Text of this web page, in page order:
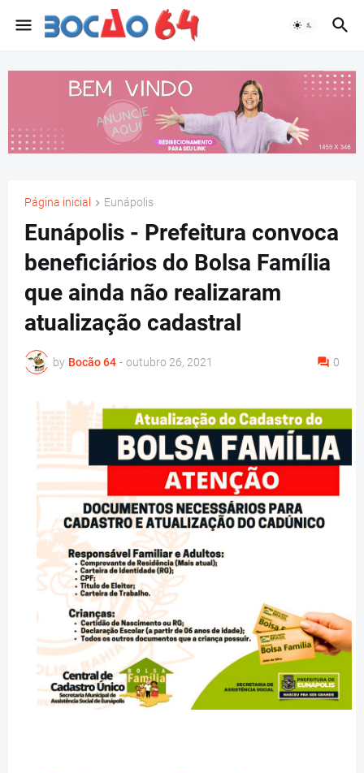
Página inicial Eunápolis
Eunápolis - Prefeitura convoca
beneficiários do Bolsa Família
que ainda não realizaram
atualização cadastral
by Bocão 64 - outubro 26, 2021 0